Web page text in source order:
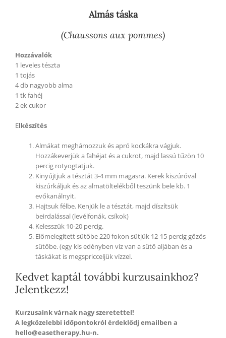
Almás táska
(Chaussons aux pommes)
Hozzávalók
1 leveles tészta
1 tojás
4 db nagyobb alma
1 tk fahéj
2 ek cukor
Elkészítés
Almákat meghámozzuk és apró kockákra vágjuk.
Hozzákeverjük a fahéjat és a cukrot, majd lassú tűzön 10
percig rotyogtatjuk.
Kinyújtjuk a tésztát 3-4 mm magasra. Kerek kiszúróval
kiszúrkáljuk és az almatöltelékből teszünk bele kb. 1
evőkanálnyit.
Hajtsuk félbe. Kenjük le a tésztát, majd díszítsük
beirdalással (levélfonák, csíkok)
Kelesszük 10-20 percig.
Előmelegített sütőbe 220 fokon sütjük 12-15 percig gőzös
sütőbe. (egy kis edényben víz van a sütő aljában és a
táskákat is megspricceljük vízzel.
Kedvet kaptál további kurzusainkhoz?
Jelentkezz!
Kurzusaink várnak nagy szeretettel!
A legközelebbi időpontokról érdeklődj emailben a
hello@easetherapy.hu-n.